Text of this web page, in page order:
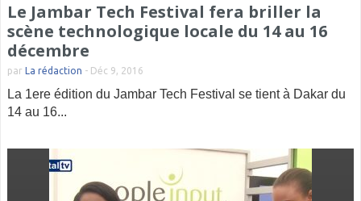
Le Jambar Tech Festival fera briller la
scène technologique locale du 14 au 16
décembre
par La rédaction - Déc 9, 2016
La 1ere édition du Jambar Tech Festival se tient à Dakar du
14 au 16...